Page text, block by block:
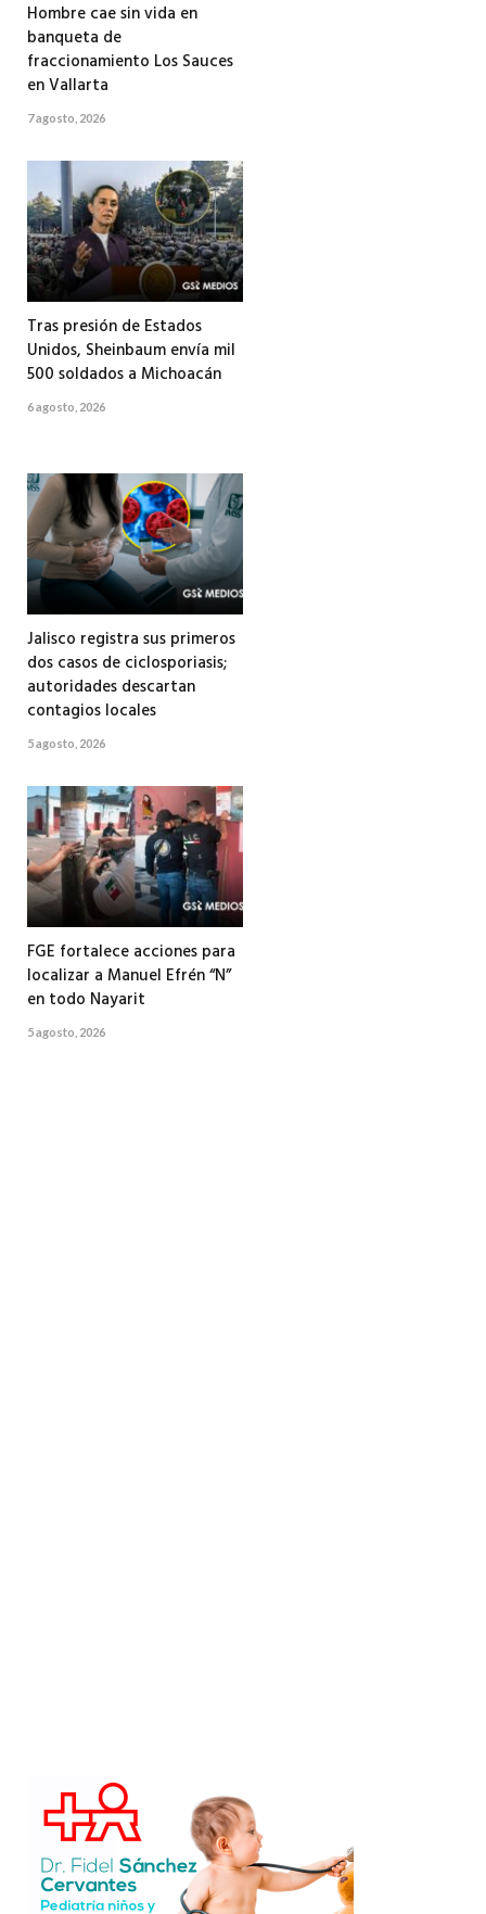
Hombre cae sin vida en
banqueta de
fraccionamiento Los Sauces
en Vallarta
7 agosto, 2026
Tras presión de Estados
Unidos, Sheinbaum envía mil
500 soldados a Michoacán
6 agosto, 2026
Jalisco registra sus primeros
dos casos de ciclosporiasis;
autoridades descartan
contagios locales
5 agosto, 2026
FGE fortalece acciones para
localizar a Manuel Efrén “N”
en todo Nayarit
5 agosto, 2026